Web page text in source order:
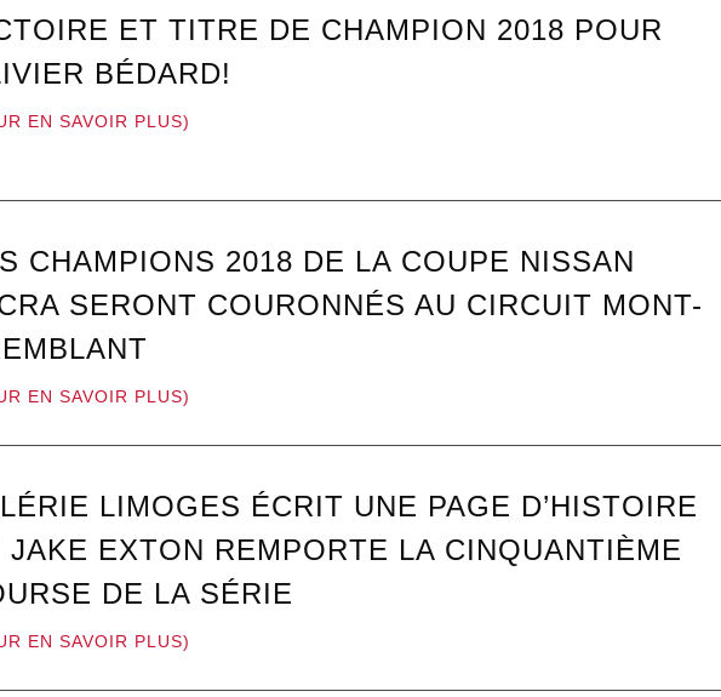
ET TITRE DE CHAMPION 2018 POUR
BÉDARD!
EN SAVOIR PLUS)
CHAMPIONS 2018 DE LA COUPE NISSAN
SERONT COURONNÉS AU CIRCUIT MONT-
EN SAVOIR PLUS)
LIMOGES ÉCRIT UNE PAGE D’HISTOIRE
JAKE EXTON REMPORTE LA CINQUANTIÈME
DE LA SÉRIE
EN SAVOIR PLUS)